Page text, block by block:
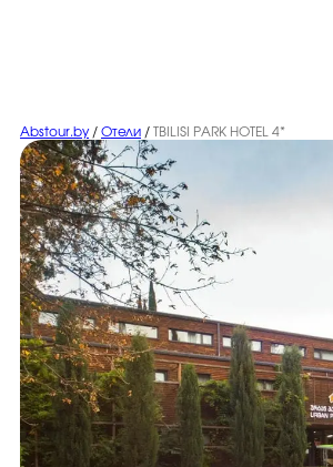
Abstour.by / Отели / TBILISI PARK HOTEL 4*